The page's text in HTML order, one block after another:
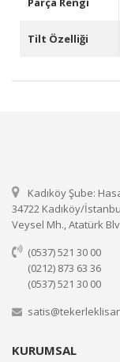
Tilt Özelliği
Kadıköy Şube:
34722 Kadıköy/
Veysel Mh., Atatürk
(0537) 521 30 00
(0212) 873 63 36
(0537) 521 30 00
KURUMSAL